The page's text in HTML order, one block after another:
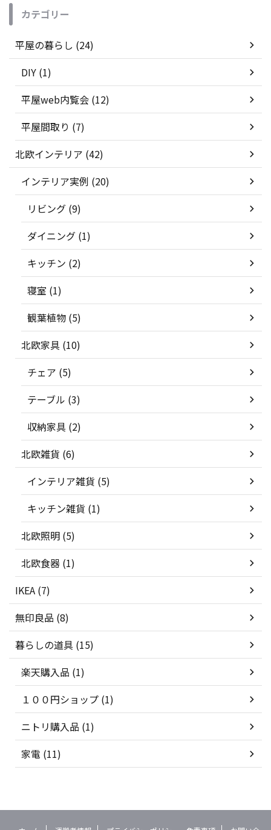
カテゴリー
平屋の暮らし (24)
DIY (1)
平屋web内覧会 (12)
平屋間取り (7)
北欧インテリア (42)
インテリア実例 (20)
リビング (9)
ダイニング (1)
キッチン (2)
寝室 (1)
観葉植物 (5)
北欧家具 (10)
チェア (5)
テーブル (3)
収納家具 (2)
北欧雑貨 (6)
インテリア雑貨 (5)
キッチン雑貨 (1)
北欧照明 (5)
北欧食器 (1)
IKEA (7)
無印良品 (8)
暮らしの道具 (15)
楽天購入品 (1)
１００円ショップ (1)
ニトリ購入品 (1)
家電 (11)